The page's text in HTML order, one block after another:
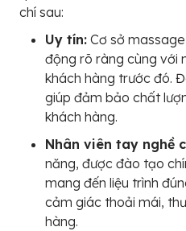
chí sau:
Uy tín: Cơ sở
động rõ ràng cùng với
khách hàng trước đó.
giúp đảm bảo chất
khách hàng.
Nhân viên tay nghề
năng, được đào tạo
mang đến liệu trình
cảm giác thoải mái,
hàng.